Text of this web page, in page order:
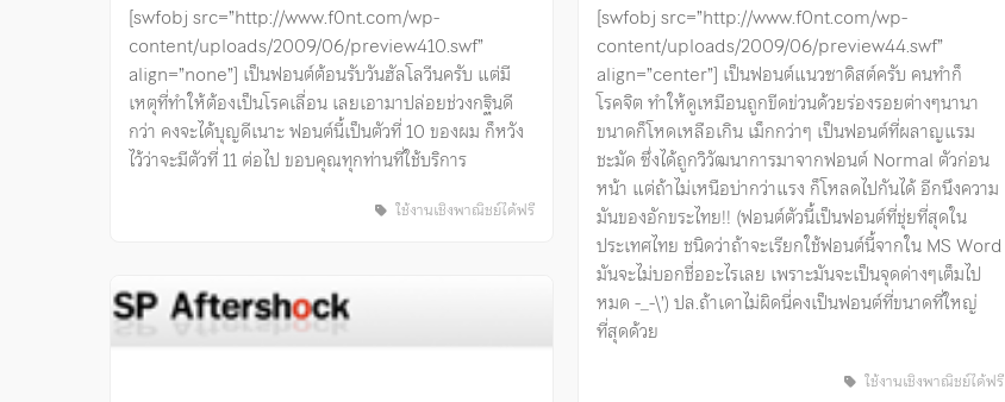
[swfobj src=”http://www.f0nt.com/wp-
content/uploads/2009/06/preview410.swf”
align=”none”] เป็นฟอนต์ต้อนรับวันฮัลโลวีนครับ แต่มี
เหตุที่ทำให้ต้องเป็นโรคเลื่อน เลยเอามาปล่อยช่วงกฐินดี
กว่า คงจะได้บุญดีเนาะ ฟอนต์นี้เป็นตัวที่ 10 ของผม ก็หวัง
ไว้ว่าจะมีตัวที่ 11 ต่อไป ขอบคุณทุกท่านที่ใช้บริการ
ใช้งานเชิงพาณิชย์ได้ฟรี
[swfobj src=”http://www.f0nt.com/wp-
content/uploads/2009/06/preview44.swf”
align=”center”] เป็นฟอนต์แนวซาดิสต์ครับ คนทำก็
โรคจิต ทำให้ดูเหมือนถูกขีดข่วนด้วยร่องรอยต่างๆนานา
ขนาดก็โหดเหลือเกิน เม็กกว่าๆ เป็นฟอนต์ที่ผลาญแรม
ชะมัด ซึ่งได้ถูกวิวัฒนาการมาจากฟอนต์ Normal ตัวก่อน
หน้า แต่ถ้าไม่เหนือบ่ากว่าแรง ก็โหลดไปกันได้ อีกนึงความ
มันของอักขระไทย!! (ฟอนต์ตัวนี้เป็นฟอนต์ที่ชุ่ยที่สุดใน
ประเทศไทย ชนิดว่าถ้าจะเรียกใช้ฟอนต์นี้จากใน MS Word
มันจะไม่บอกชื่ออะไรเลย เพราะมันจะเป็นจุดด่างๆเต็มไป
หมด -_-\’) ปล.ถ้าเดาไม่ผิดนี่คงเป็นฟอนต์ที่ขนาดที่ใหญ่
ที่สุดด้วย
ใช้งานเชิงพาณิชย์ได้ฟรี